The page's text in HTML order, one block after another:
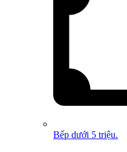
Bếp dưới 5 triệu.